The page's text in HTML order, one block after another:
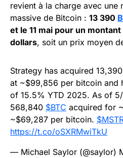
revient à la charge avec une
massive de Bitcoin : 13 390
et le 11 mai pour un
dollars, soit un prix moyen
Strategy has acquired
at ~$99,856 per bitcoin and
of 15.5% YTD 2025. As of
568,840 $BTC acquired for
~$69,287 per bitcoin.
https://t.co/oSXRMwiTkU
— Michael Saylor (@saylor)